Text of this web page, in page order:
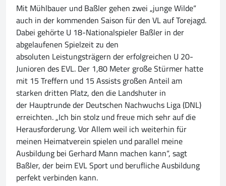
Mit Mühlbauer und Baßler gehen zwei „junge Wilde“
auch in der kommenden Saison für den VL auf Torejagd.
Dabei gehörte U 18-Nationalspieler Baßler in der
abgelaufenen Spielzeit zu den
absoluten Leistungsträgern der erfolgreichen U 20-
Junioren des EVL. Der 1,80 Meter große Stürmer hatte
mit 15 Treffern und 15 Assists großen Anteil am
starken dritten Platz, den die Landshuter in
der Hauptrunde der Deutschen Nachwuchs Liga (DNL)
erreichten. „Ich bin stolz und freue mich sehr auf die
Herausforderung. Vor Allem weil ich weiterhin für
meinen Heimatverein spielen und parallel meine
Ausbildung bei Gerhard Mann machen kann“, sagt
Baßler, der beim EVL Sport und berufliche Ausbildung
perfekt verbinden kann.